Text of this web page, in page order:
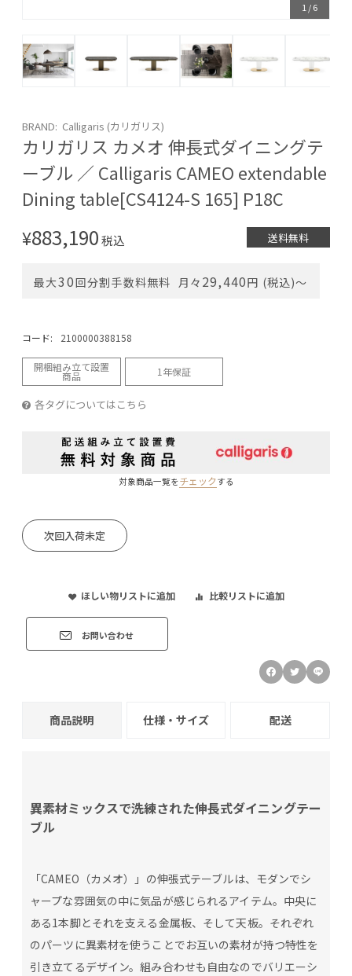
1 /6
BRAND: Calligaris (カリガリス)
カリガリス カメオ 伸長式ダイニングテ
ーブル ／ Calligaris CAMEO extendable
Dining table[CS4124-S 165] P18C
¥883,190税込 送料無料
最大30回分割手数料無料 月々 29,440円 (税込)〜
コード: 2100000388158
開梱組み立て設置
商品 1年保証
各タグについてはこちら
対象商品一覧をチェックする
次回入荷未定
ほしい物リストに追加 比較リストに追加
お問い合わせ
商品説明 仕様・サイズ 配送
異素材ミックスで洗練された伸長式ダイニングテー
ブル
「CAMEO（カメオ）」の伸張式テーブルは、モダンでシ
ャープな雰囲気の中に気品が感じられるアイテム。中央に
ある1本脚とそれを支える金属板、そして天板。それぞれ
のパーツに異素材を使うことでお互いの素材が持つ特性を
引き立てるデザイン。組み合わせも自由なのでバリエーシ